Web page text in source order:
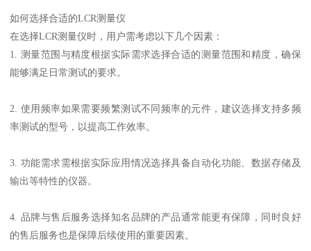
如何选择合适的LCR测量仪
在选择LCR测量仪时，用户需考虑以下几个因素：
1. 测量范围与精度根据实际需求选择合适的测量范围和精度，确保
能够满足日常测试的要求。
2. 使用频率如果需要频繁测试不同频率的元件，建议选择支持多频
率测试的型号，以提高工作效率。
3. 功能需求需根据实际应用情况选择具备自动化功能、数据存储及
输出等特性的仪器。
4. 品牌与售后服务选择知名品牌的产品通常能更有保障，同时良好
的售后服务也是保障后续使用的重要因素。